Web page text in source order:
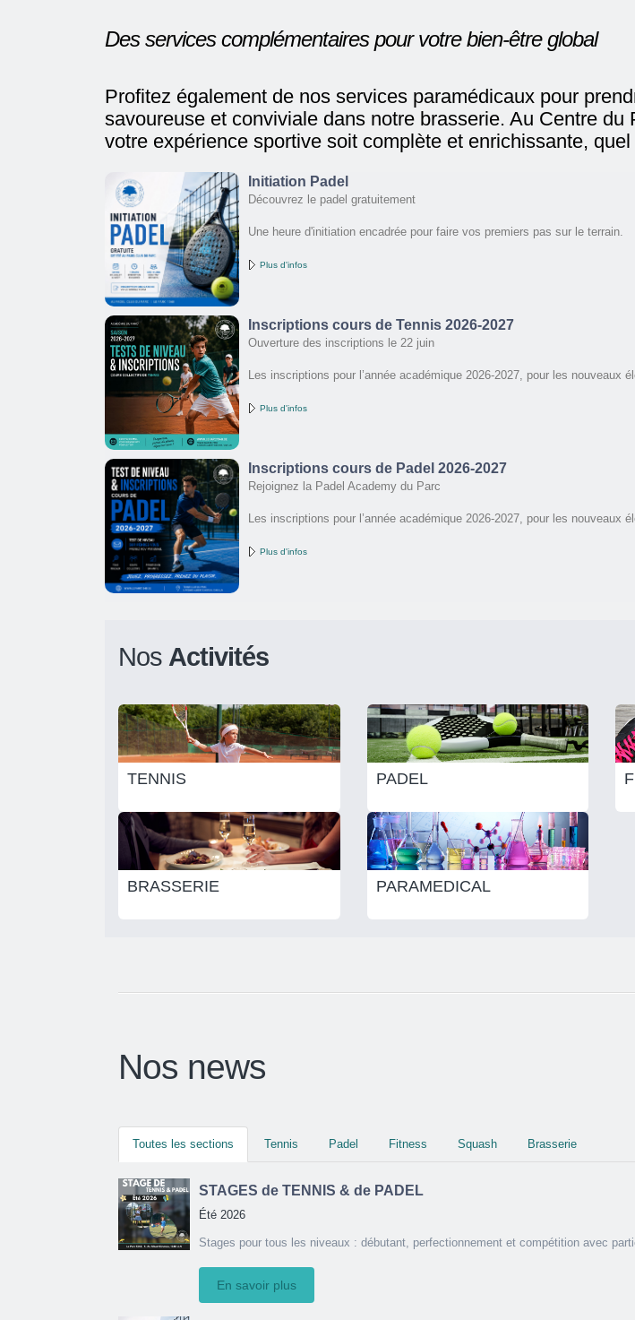
Des services complémentaires pour votre bien-être global
Profitez également de nos services paramédicaux pour
savoureuse et conviviale dans notre brasserie. Au Centre
votre expérience sportive soit complète et enrichissante,
Initiation Padel
Découvrez le padel gratuitement
Une heure d'initiation encadrée pour faire vos premiers pas sur le terrain.
Plus d'infos
Inscriptions cours de Tennis 2026-2027
Ouverture des inscriptions le 22 juin
Les inscriptions pour l’année académique 2026-2027, pour les nouveaux
Plus d'infos
Inscriptions cours de Padel 2026-2027
Rejoignez la Padel Academy du Parc
Les inscriptions pour l’année académique 2026-2027, pour les nouveaux
Plus d'infos
Nos Activités
TENNIS PADEL
BRASSERIE PARAMEDICAL
Nos news
Toutes les sections Tennis Padel Fitness Squash Brasserie
STAGES de TENNIS & de PADEL
Été 2026
Stages pour tous les niveaux : débutant, perfectionnement et compétition avec
En savoir plus